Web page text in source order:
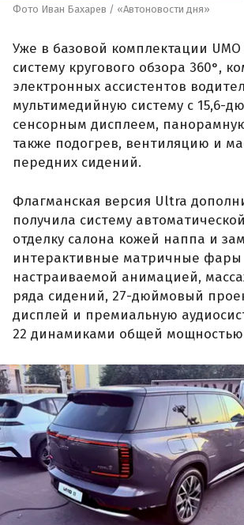
Фото Иван Бахарев / «Автоновости дня»
Уже в базовой комплектации
систему кругового обзора 360°,
электронных ассистентов
мультимедийную систему с 15,6-
сенсорным дисплеем,
также подогрев, вентиляцию и
передних сидений.
Флагманская версия Ultra
получила систему
отделку салона кожей наппа и
интерактивные матричные фары
настраиваемой анимацией,
ряда сидений, 27-дюймовый
дисплей и премиальную
22 динамиками общей мощностью